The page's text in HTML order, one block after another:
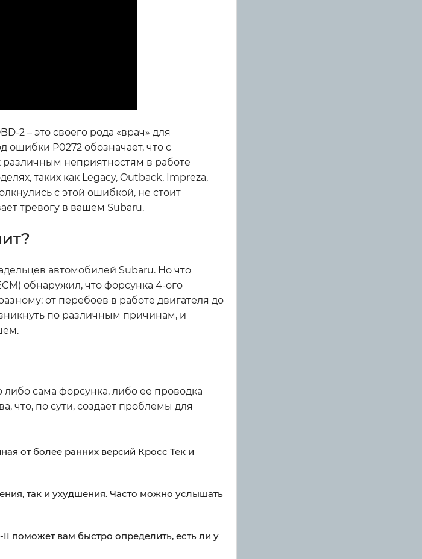
2 – это своего рода «врач» для
ошибки P0272 обозначает, что с
неприятностям в работе
таких как Legacy, Outback, Impreza,
с этой ошибкой, не стоит
тревогу в вашем Subaru.
автомобилей Subaru. Но что
обнаружил, что форсунка 4-ого
от перебоев в работе двигателя до
по различным причинам, и
либо сама форсунка, либо ее проводка
что, по сути, создает проблемы для
от более ранних версий Кросс Тек и
так и ухудшения. Часто можно услышать
поможет вам быстро определить, есть ли у